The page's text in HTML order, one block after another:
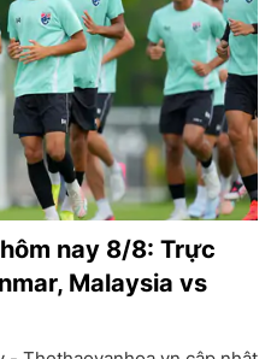
nay 8/8: Trực
Malaysia vs